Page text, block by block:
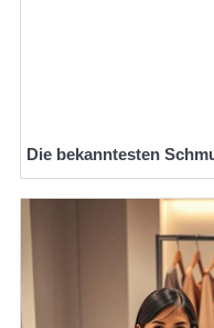
Die bekanntesten